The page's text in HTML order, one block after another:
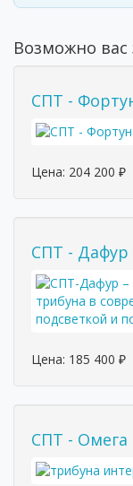
Возможно вас
СПТ -
Цена: 204 200 ₽
СПТ - Дафур
Цена: 185 400 ₽
СПТ - Омега